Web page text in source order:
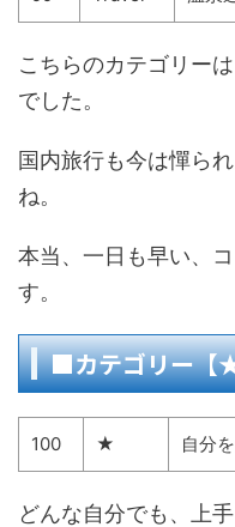
こちらのカテゴリー
でした。
国内旅行も今は憚ら
ね。
本当、一日も早い、
す。
■カテゴリー【
100 ★ 自分
どんな自分でも、上